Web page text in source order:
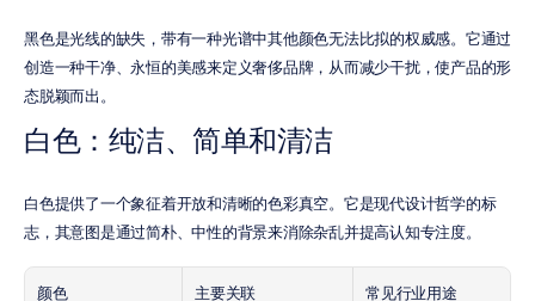
黑色是光线的缺失，带有一种光谱中其他颜色无法比拟的权威感。它通过
创造一种干净、永恒的美感来定义奢侈品牌，从而减少干扰，使产品的形
态脱颖而出。
白色：纯洁、简单和清洁
白色提供了一个象征着开放和清晰的色彩真空。它是现代设计哲学的标
志，其意图是通过简朴、中性的背景来消除杂乱并提高认知专注度。
颜色 主要关联 常见行业用途